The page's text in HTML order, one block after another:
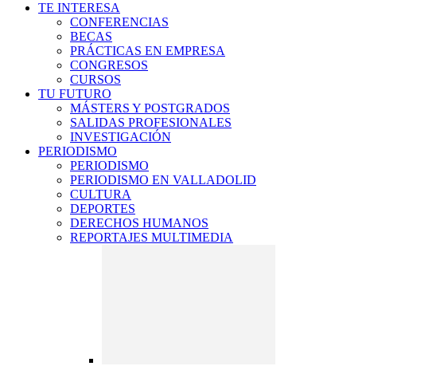
TE INTERESA
CONFERENCIAS
BECAS
PRÁCTICAS EN EMPRESA
CONGRESOS
CURSOS
TU FUTURO
MÁSTERS Y POSTGRADOS
SALIDAS PROFESIONALES
INVESTIGACIÓN
PERIODISMO
PERIODISMO
PERIODISMO EN VALLADOLID
CULTURA
DEPORTES
DERECHOS HUMANOS
REPORTAJES MULTIMEDIA